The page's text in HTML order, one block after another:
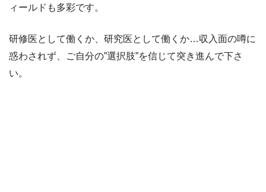
ィールドも多彩です。
研修医として働くか、研究医として働くか…収入面の噂に
惑わされず、ご自分の”選択肢”を信じて突き進んで下さ
い。